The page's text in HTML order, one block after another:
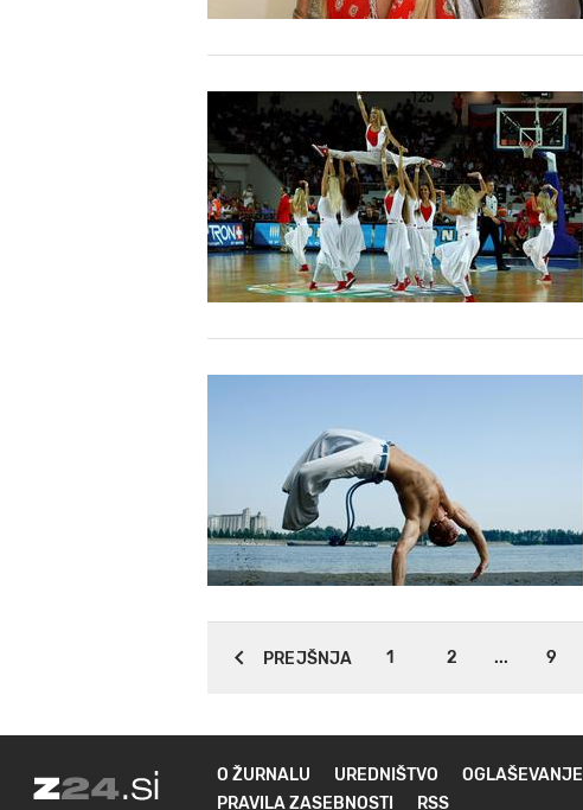
PREJŠNJA 1 2 ... 9
O ŽURNALU UREDNIŠTVO OGLAŠEVANJE
PRAVILA ZASEBNOSTI
RSS